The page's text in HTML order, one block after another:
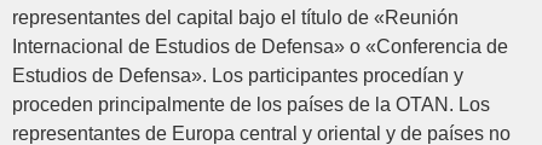
representantes del capital bajo el título de «Reunión
Internacional de Estudios de Defensa» o «Conferencia de
Estudios de Defensa». Los participantes procedían y
proceden principalmente de los países de la OTAN. Los
representantes de Europa central y oriental y de países no